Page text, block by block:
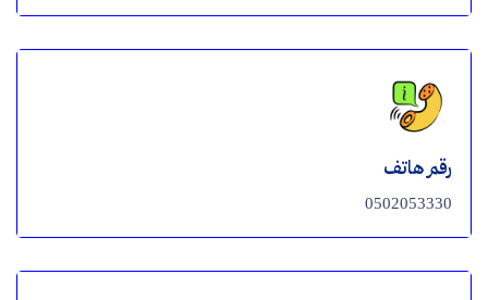
رقم هاتف
0502053330